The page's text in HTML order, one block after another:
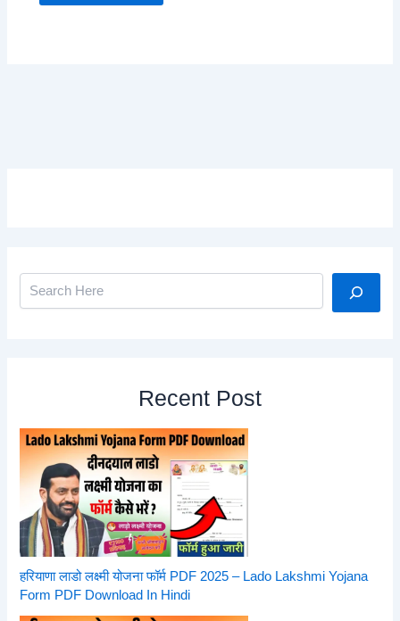
Recent Post
हरियाणा लाडो लक्ष्मी योजना फॉर्म PDF 2025 – Lado Lakshmi Yojana
Form PDF Download In Hindi